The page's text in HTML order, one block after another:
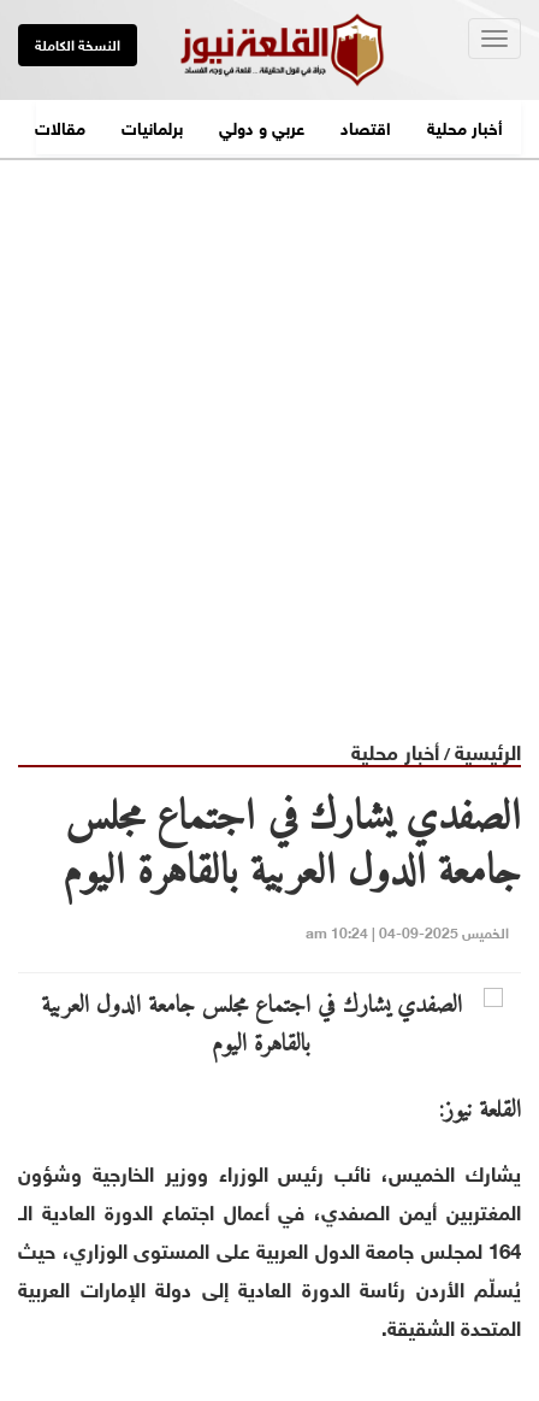
النسخة الكاملة
أخبار محلية اقتصاد عربي و دولي برلمانيات مقالات
الرئيسية/أخبار محلية
الصفدي يشارك في اجتماع مجلس
جامعة الدول العربية بالقاهرة اليوم
الخميس 2025-09-04 | 10:24 am
القلعة نيوز:
يشارك الخميس، نائب رئيس الوزراء ووزير الخارجية وشؤون
المغتربين أيمن الصفدي، في أعمال اجتماع الدورة العادية الـ
164 لمجلس جامعة الدول العربية على المستوى الوزاري، حيث
يُسلّم الأردن رئاسة الدورة العادية إلى دولة الإمارات العربية
المتحدة الشقيقة.